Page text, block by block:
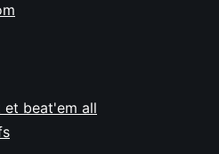
beat'em all